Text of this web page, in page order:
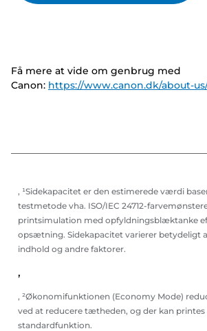
Få mere at vide om genbrug med
Canon: https://www.canon.dk/about-
, ¹Sidekapacitet er den estimerede værdi
testmetode vha. ISO/IEC 24712-
printsimulation med opfyldningsblæktanke
opsætning. Sidekapacitet varierer betydeligt
indhold og andre faktorer.
,
, ²Økonomifunktionen (Economy Mode)
ved at reducere tætheden, og der kan printes
standardfunktion.